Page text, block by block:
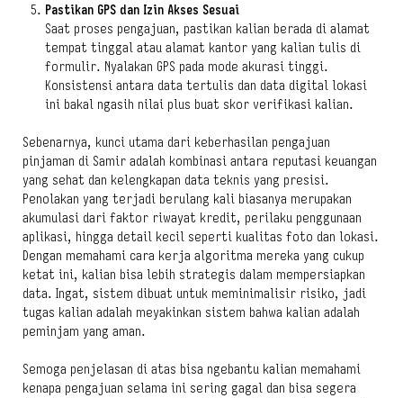
Pastikan GPS dan Izin Akses Sesuai
Saat proses pengajuan, pastikan kalian berada di alamat
tempat tinggal atau alamat kantor yang kalian tulis di
formulir. Nyalakan GPS pada mode akurasi tinggi.
Konsistensi antara data tertulis dan data digital lokasi
ini bakal ngasih nilai plus buat skor verifikasi kalian.
Sebenarnya, kunci utama dari keberhasilan pengajuan
pinjaman di Samir adalah kombinasi antara reputasi keuangan
yang sehat dan kelengkapan data teknis yang presisi.
Penolakan yang terjadi berulang kali biasanya merupakan
akumulasi dari faktor riwayat kredit, perilaku penggunaan
aplikasi, hingga detail kecil seperti kualitas foto dan lokasi.
Dengan memahami cara kerja algoritma mereka yang cukup
ketat ini, kalian bisa lebih strategis dalam mempersiapkan
data. Ingat, sistem dibuat untuk meminimalisir risiko, jadi
tugas kalian adalah meyakinkan sistem bahwa kalian adalah
peminjam yang aman.
Semoga penjelasan di atas bisa ngebantu kalian memahami
kenapa pengajuan selama ini sering gagal dan bisa segera